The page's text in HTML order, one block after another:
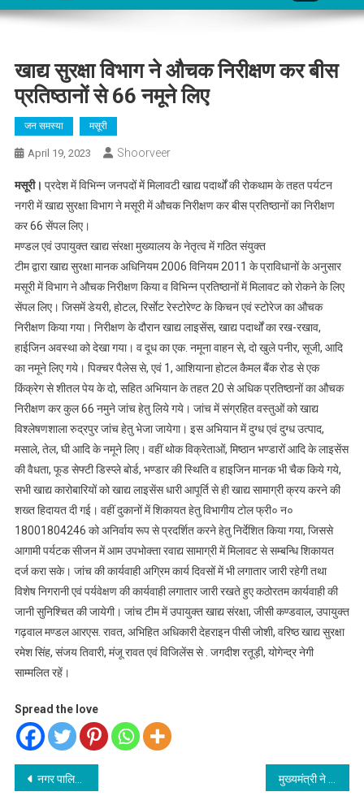
खाद्य सुरक्षा विभाग ने औचक निरीक्षण कर बीस
प्रतिष्ठानों से 66 नमूने लिए
जन समस्या मसूरी
April 19, 2023 Shoorveer
मसूरी। प्रदेश में विभिन्न जनपदों में मिलावटी खाद्य पदार्थों की रोकथाम के तहत पर्यटन
नगरी में खाद्य सुरक्षा विभाग ने मसूरी में औचक निरीक्षण कर बीस प्रतिष्ठानों का निरीक्षण
कर 66 सेंपल लिए।
मण्डल एवं उपायुक्त खाद्य संरक्षा मुख्यालय के नेतृत्व में गठित संयुक्त
टीम द्वारा खाद्य सुरक्षा मानक अधिनियम 2006 विनियम 2011 के प्राविधानों के अनुसार
मसूरी में विभाग ने औचक निरीक्षण किया व विभिन्न प्रतिष्ठानों में मिलावट को रोकने के लिए
सेंपल लिए। जिसमें डेयरी, होटल, रिर्साेट रेस्टोरेण्ट के किचन एवं स्टोरेज का औचक
निरीक्षण किया गया। निरीक्षण के दौरान खाद्य लाइसेंस, खाद्य पदार्थों का रख-रखाव,
हाईजिन अवस्था को देखा गया। व दूध का एक. नमूना वाहन से, दो खुले पनीर, सूजी, आदि
का नमूने लिए गये। पिक्चर पैलेस से, एवं 1, आशियाना होटल कैमल बैंक रोड से एक
किंक्रेग से शीतल पेय के दो, सहित अभियान के तहत 20 से अधिक प्रतिष्ठानों का औचक
निरीक्षण कर कुल 66 नमुने जांच हेतु लिये गये। जांच में संग्रहित वस्तुओं को खाद्य
विश्लेषणशाला रुद्रपुर जांच हेतु भेजा जायेगा। इस अभियान में दुग्ध एवं दुग्ध उत्पाद,
मसाले, तेल, घी आदि के नमूने लिए। वहीं थोक विक्रेताओं, मिष्ठान भण्डारों आदि के लाइसेंस
की वैधता, फूड सेफ्टी डिस्प्ले बोर्ड, भण्डार की स्थिति व हाइजिन मानक भी चैक किये गये,
सभी खाद्य कारोबारियों को खाद्य लाइसेंस धारी आपूर्ति से ही खाद्य सामाग्री क्रय करने की
शख्त हिदायत दी गई। वहीं दुकानों में शिकायत हेतु विभागीय टोल फ्री० न०
18001804246 को अनिर्वाय रूप से प्रदर्शित करने हेतु निर्देशित किया गया, जिससे
आगामी पर्यटक सीजन में आम उपभोक्ता रवाद्य सामाग्री में मिलावट से सम्बन्धि शिकायत
दर्ज करा सके। जांच की कार्यवाही अग्रिम कार्य दिवसों में भी लगातार जारी रहेगी तथा
विशेष निगरानी एवं पर्यवेक्षण की कार्यवाही लगातार जारी रखते हुए कठोरतम कार्यवाही की
जानी सुनिश्चित की जायेगी। जांच टीम में उपायुक्त खाद्य संरक्षा, जीसी कण्डवाल, उपायुक्त
गढ़वाल मण्डल आरएस. रावत, अभिहित अधिकारी देहराइन पीसी जोशी, वरिष्ठ खाद्य सुरक्षा
रमेश सिंह, संजय तिवारी, मंजू रावत एवं विजिलेंस से . जगदीश रतूड़ी, योगेन्द्र नेगी
साम्मलित रहें।
Spread the love
Post
नगर पालिका बोर्ड बैठक में हंस फाउंडेशन को मजदूरों के आवास के लिए जमीन देने का प्रस्ताव समेत दर्जनों प्रस्ताव सर्वसम्मति से पारित मुख्यमंत्री ने वाडिया भू विज्ञान संस्थान में इंडो डच हॉर्टिकल्चर एवं कोका कोला इंडिया द्वारा आयोजित “संकल्प से परिवर्तन की ओर“ कार्यक्रम में प्रतिभाग किया